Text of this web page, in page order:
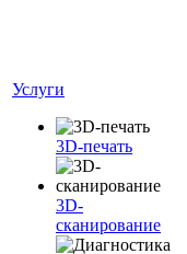
Услуги
3D-печать
3D-
сканирование